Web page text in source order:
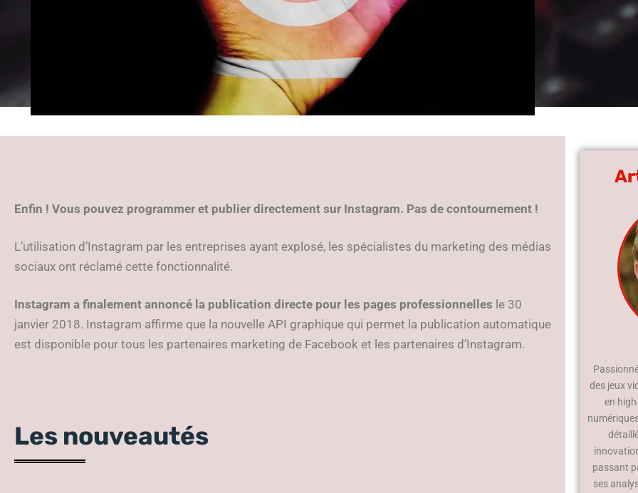
Enfin ! Vous pouvez programmer et publier directement sur Instagram. Pas de contournement !
L’utilisation d’Instagram par les entreprises ayant explosé, les spécialistes du marketing des médias
sociaux ont réclamé cette fonctionnalité.
Instagram a finalement annoncé la publication directe pour les pages professionnelles le 30
janvier 2018. Instagram affirme que la nouvelle API graphique qui permet la publication automatique
est disponible pour tous les partenaires marketing de Facebook et les partenaires d’Instagram.
Les nouveautés
des jeux
en
passant
ses